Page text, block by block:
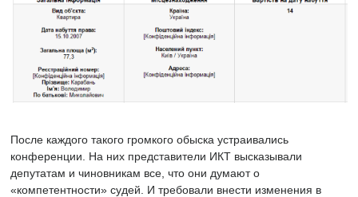
После каждого такого громкого обыска устраивались
конференции. На них представители ИКТ высказывали
депутатам и чиновникам все, что они думают о
«компетентности» судей. И требовали внести изменения в